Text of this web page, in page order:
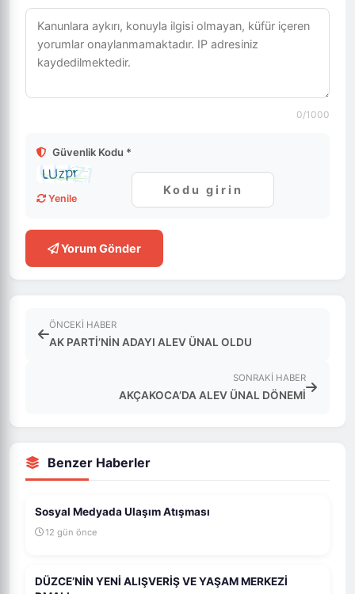
0/1000
Güvenlik Kodu *
Yenile
Yorum Gönder
ÖNCEKI HABER
AK PARTİ’NİN ADAYI ALEV ÜNAL OLDU
SONRAKI HABER
AKÇAKOCA’DA ALEV ÜNAL DÖNEMİ
Benzer Haberler
Sosyal Medyada Ulaşım Atışması
12 gün önce
DÜZCE’NİN YENİ ALIŞVERİŞ VE YAŞAM MERKEZİ